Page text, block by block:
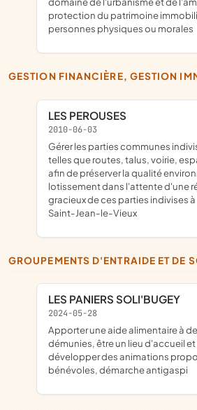
protection du patrimoine
personnes physiques ou morales
GESTION FINANCIÈRE, GESTION
LES PEROUSES
2010-06-03
gérer les parties communes indivises du lotissement
telles que routes, talus, voirie,
afin de préserver la qualité
lotissement dans l'attente d'une
gracieux de ces parties indivises
Saint-Jean-le-Vieux
GROUPEMENTS D'ENTRAIDE ET DE
LES PANIERS SOLI'BUGEY
2024-05-28
apporter une aide alimentaire à des personnes
démunies, être un lieu d'accueil
développer des animations
bénévoles, démarche antigaspi